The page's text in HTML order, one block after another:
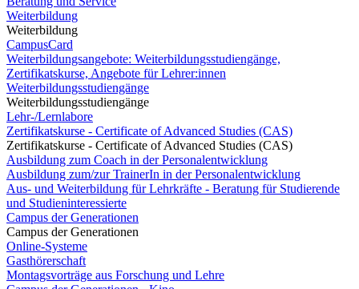
Weiterbildung
Weiterbildung
CampusCard
Weiterbildungsangebote: Weiterbildungsstudiengänge,
Zertifikatskurse, Angebote für Lehrer:innen
Weiterbildungsstudiengänge
Weiterbildungsstudiengänge
Lehr-/Lernlabore
Zertifikatskurse - Certificate of Advanced Studies (CAS)
Zertifikatskurse - Certificate of Advanced Studies (CAS)
Ausbildung zum Coach in der Personalentwicklung
Ausbildung zum/zur TrainerIn in der Personalentwicklung
Aus- und Weiterbildung für Lehrkräfte - Beratung für Studierende
und Studieninteressierte
Campus der Generationen
Campus der Generationen
Online-Systeme
Gasthörerschaft
Montagsvorträge aus Forschung und Lehre